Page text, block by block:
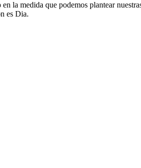
la medida que podemos plantear
es Dia.